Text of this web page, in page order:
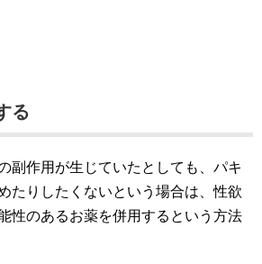
る
副作用が生じていたとしても、パキ
たりしたくないという場合は、性欲
性のあるお薬を併用するという方法